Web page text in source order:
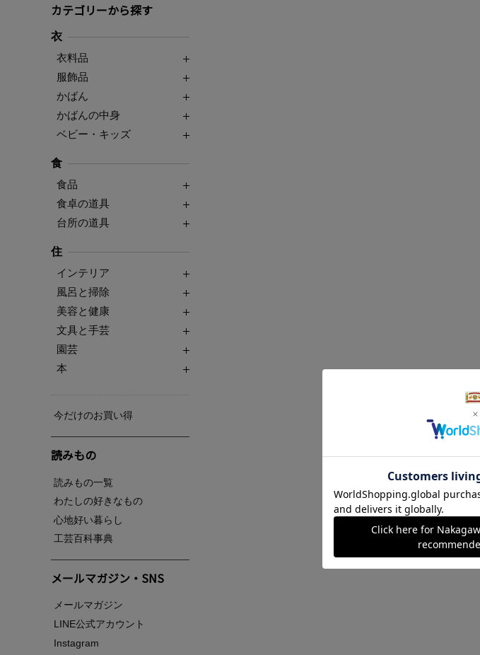
カテゴリーから探す
衣
衣料品
服飾品
かばん
かばんの中身
ベビー・キッズ
食
食品
食卓の道具
台所の道具
住
インテリア
風呂と掃除
美容と健康
文具と手芸
園芸
本
今だけのお買い得
読みもの
読みもの一覧
わたしの好きなもの
心地好い暮らし
工芸百科事典
メールマガジン・SNS
メールマガジン
LINE公式アカウント
Instagram